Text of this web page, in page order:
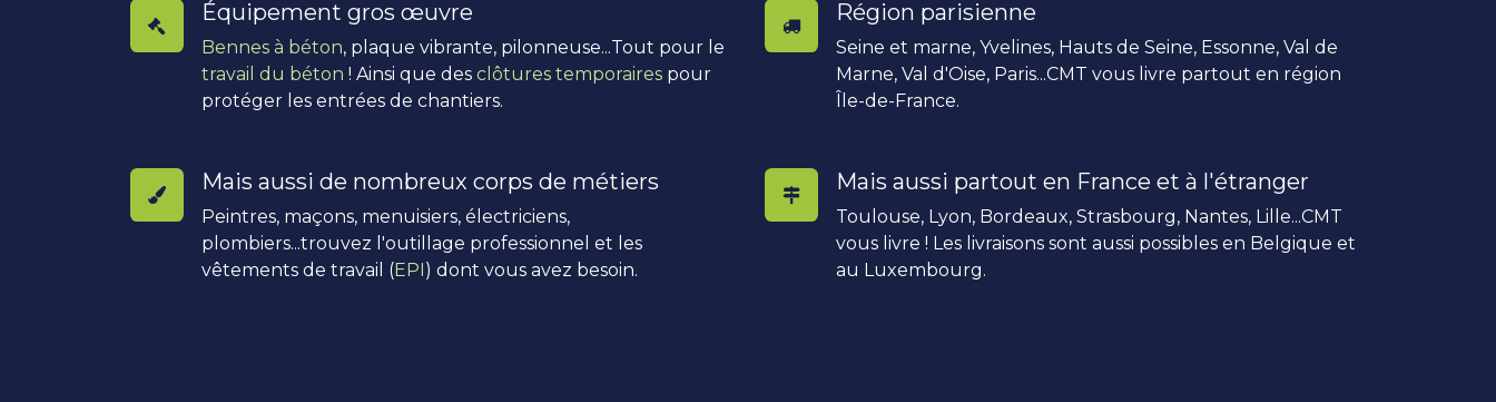
Équipement gros œuvre
Bennes à béton, plaque vibrante, pilonneuse...Tout pour le
travail du béton ! Ainsi que des clôtures temporaires pour
protéger les entrées de chantiers.
Mais aussi de nombreux corps de métiers
Peintres, maçons, menuisiers, électriciens,
plombiers...trouvez l'outillage professionnel et les
vêtements de travail (EPI) dont vous avez besoin.
Région parisienne
Seine et marne, Yvelines, Hauts de Seine, Essonne, Val de
Marne, Val d'Oise, Paris...CMT vous livre partout en région
Île-de-France.
Mais aussi partout en France et à l'étranger
Toulouse, Lyon, Bordeaux, Strasbourg, Nantes, Lille...CMT
vous livre ! Les livraisons sont aussi possibles en Belgique et
au Luxembourg.